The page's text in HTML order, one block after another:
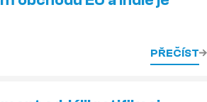
PŘEČÍST